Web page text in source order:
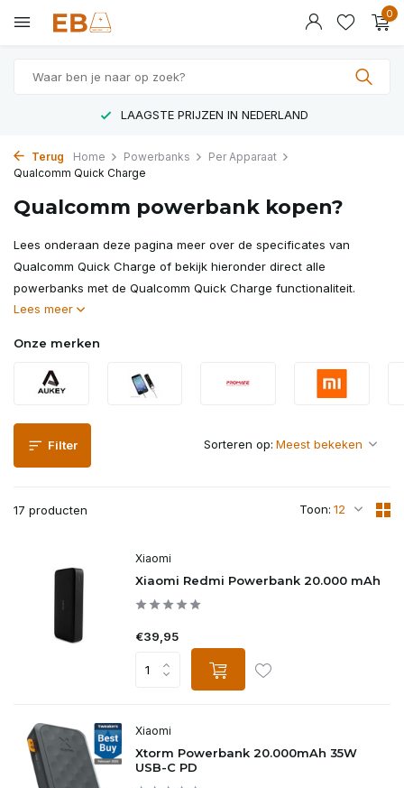
0
LAAGSTE PRIJZEN IN NEDERLAND
Terug Home Powerbanks
Per Apparaat
Qualcomm Quick Charge
Qualcomm powerbank kopen?
Lees onderaan deze pagina meer over de specificates van
Qualcomm Quick Charge of bekijk hieronder direct alle
powerbanks met de Qualcomm Quick Charge functionaliteit.
Lees meer
Onze merken
Filter
17 producten Toon:
Sorteren op:
Xiaomi
Xiaomi Redmi Powerbank 20.000 mAh
€39,95
Xiaomi
Xtorm Powerbank 20.000mAh 35W
USB-C PD